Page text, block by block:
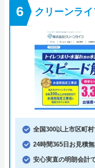
クリーンライ
全国300以上市区町
24時間365日お見積
安心実直の明朗会計